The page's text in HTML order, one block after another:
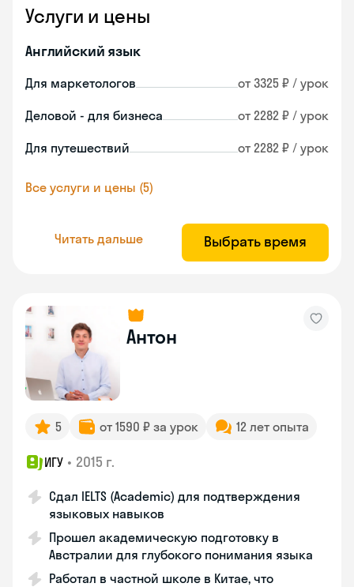
Услуги и цены
Английский язык
Для маркетологов от 3325 ₽ / урок
Деловой - для бизнеса от 2282 ₽ / урок
Для путешествий от 2282 ₽ / урок
Все услуги и цены (5)
Читать дальше Выбрать время
Антон
5 от 1590 ₽ за урок 12 лет опыта
ИГУ • 2015 г.
Сдал IELTS (Academic) для подтверждения
языковых навыков
Прошел академическую подготовку в
Австралии для глубокого понимания языка
Работал в частной школе в Китае, что